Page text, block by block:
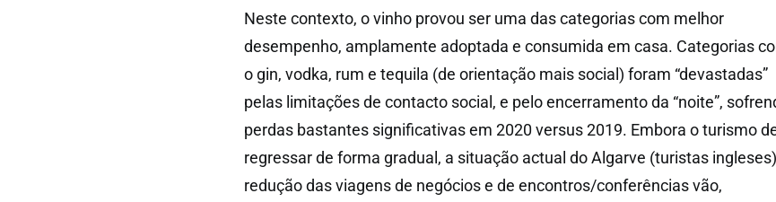
Neste contexto, o vinho provou ser uma das categorias com melhor
desempenho, amplamente adoptada e consumida em casa. Categorias
o gin, vodka, rum e tequila (de orientação mais social) foram “devastadas”
pelas limitações de contacto social, e pelo encerramento da “noite”,
perdas bastantes significativas em 2020 versus 2019. Embora o turismo
regressar de forma gradual, a situação actual do Algarve (turistas
redução das viagens de negócios e de encontros/conferências vão,